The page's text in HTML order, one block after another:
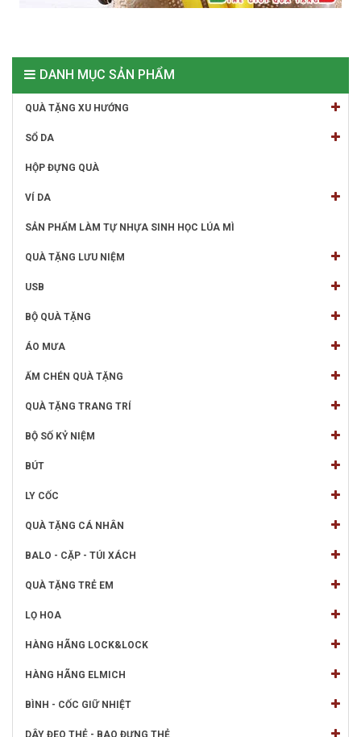
DANH MỤC SẢN PHẨM
QUÀ TẶNG XU HƯỚNG
SỔ DA
HỘP ĐỰNG QUÀ
VÍ DA
SẢN PHẨM LÀM TỰ NHỰA SINH HỌC LÚA MÌ
QUÀ TẶNG LƯU NIỆM
USB
BỘ QUÀ TẶNG
ÁO MƯA
ẤM CHÉN QUÀ TẶNG
QUÀ TẶNG TRANG TRÍ
BỘ SỐ KỶ NIỆM
BÚT
LY CỐC
QUÀ TẶNG CÁ NHÂN
BALO - CẶP - TÚI XÁCH
QUÀ TẶNG TRẺ EM
LỌ HOA
HÀNG HÃNG LOCK&LOCK
HÀNG HÃNG ELMICH
BÌNH - CỐC GIỮ NHIỆT
DÂY ĐEO THẺ - BAO ĐỰNG THẺ